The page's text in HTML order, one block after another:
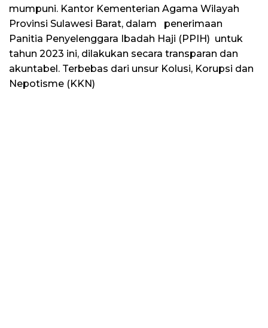
mumpuni. Kantor Kementerian Agama Wilayah
Provinsi Sulawesi Barat, dalam penerimaan
Panitia Penyelenggara Ibadah Haji (PPIH) untuk
tahun 2023 ini, dilakukan secara transparan dan
akuntabel. Terbebas dari unsur Kolusi, Korupsi dan
Nepotisme (KKN)